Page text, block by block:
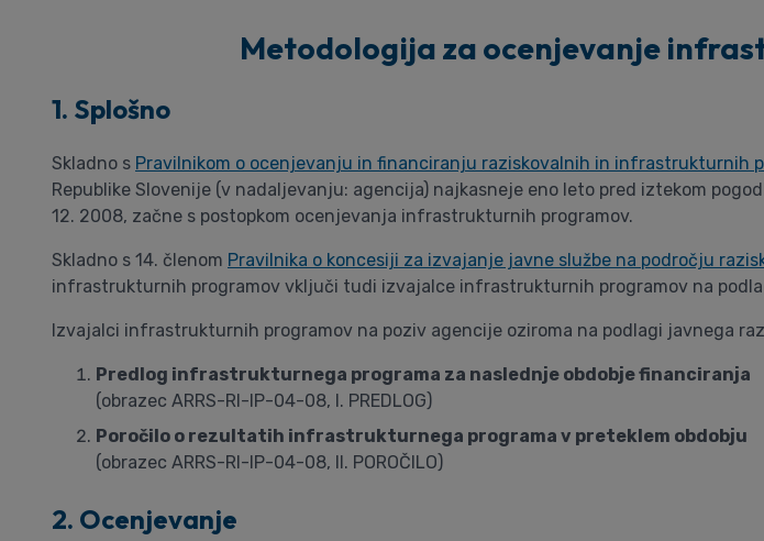
Metodologija za ocenjevanje
1. Splošno
Skladno s Pravilnikom o ocenjevanju in financiranju raziskovalnih in infrastrukturnih
Republike Slovenije (v nadaljevanju: agencija) najkasneje eno leto pred iztekom
12. 2008, začne s postopkom ocenjevanja infrastrukturnih programov.
Skladno s 14. členom Pravilnika o koncesiji za izvajanje javne službe na področju
infrastrukturnih programov vključi tudi izvajalce infrastrukturnih programov na
Izvajalci infrastrukturnih programov na poziv agencije oziroma na podlagi javnega
Predlog infrastrukturnega programa za naslednje obdobje financiranja
(obrazec ARRS-RI-IP-04-08, I. PREDLOG)
Poročilo o rezultatih infrastrukturnega programa v preteklem obdobju
(obrazec ARRS-RI-IP-04-08, II. POROČILO)
2. Ocenjevanje